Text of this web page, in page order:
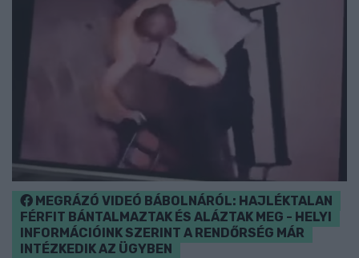
MEGRÁZÓ VIDEÓ BÁBOLNÁRÓL: HAJLÉKTALAN
FÉRFIT BÁNTALMAZTAK ÉS ALÁZTAK MEG - HELYI
INFORMÁCIÓINK SZERINT A RENDŐRSÉG MÁR
INTÉZKEDIK AZ ÜGYBEN